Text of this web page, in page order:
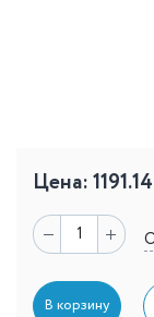
Цена:1191.14
В корзину